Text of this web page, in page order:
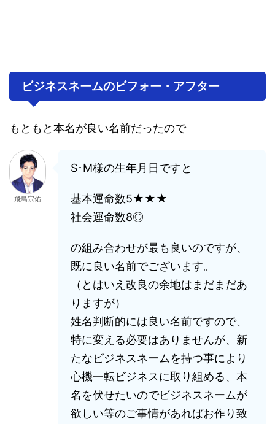
ビジネスネームのビフォー・アフター
もともと本名が良い名前だったので
飛鳥宗佑
S･M様の生年月日ですと
基本運命数5★★★
社会運命数8◎
の組み合わせが最も良いのですが、
既に良い名前でございます。
（とはいえ改良の余地はまだまだあ
りますが）
姓名判断的には良い名前ですので、
特に変える必要はありませんが、新
たなビジネスネームを持つ事により
心機一転ビジネスに取り組める、本
名を伏せたいのでビジネスネームが
欲しい等のご事情があればお作り致